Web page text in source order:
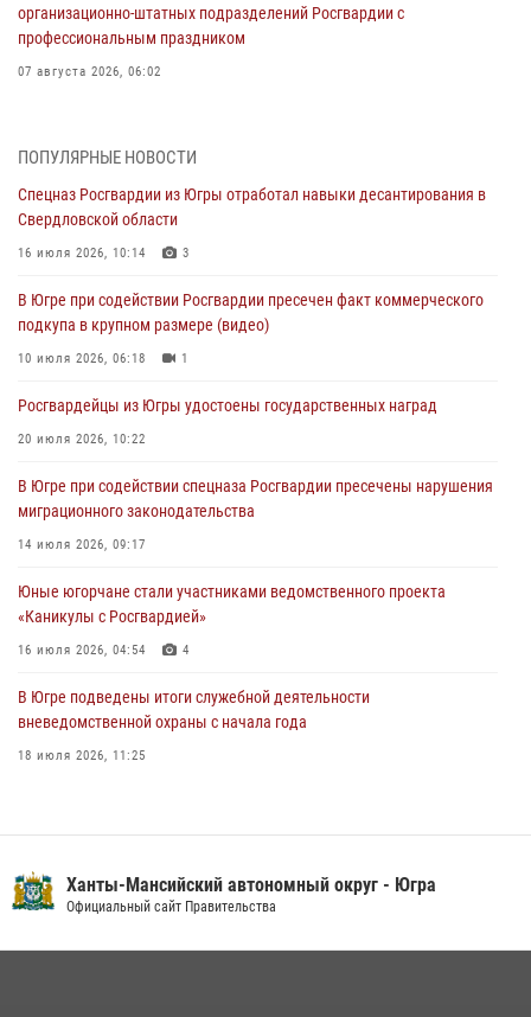
организационно-штатных подразделений Росгвардии с
профессиональным праздником
07 августа 2026, 06:02
Военнослужащие Росгвардии сбили дрон-разведчик ВСУ на южном
направлении
Офицеры Росгвардии и ветераны войск правопорядка почтили
память генерала армии Ивана Кирилловича Яковлева
В Югре при силовой поддержке ОМОН Росгвардии задержаны
06 августа 2026, 09:07 2 1
Урайский отдел вневедомственной охраны Росгвардии отмечает
05 августа 2026, 12:01 3
ПОПУЛЯРНЫЕ НОВОСТИ
Спецназ Росгвардии из Югры отработал навыки десантирования в
Свердловской области
16 июля 2026, 10:14 3
В Югре при содействии Росгвардии пресечен факт коммерческого
подкупа в крупном размере (видео)
10 июля 2026, 06:18 1
Росгвардейцы из Югры удостоены государственных наград
20 июля 2026, 10:22
В Югре при содействии спецназа Росгвардии пресечены нарушения
миграционного законодательства
14 июля 2026, 09:17
Юные югорчане стали участниками ведомственного проекта
«Каникулы с Росгвардией»
16 июля 2026, 04:54 4
В Югре подведены итоги служебной деятельности
вневедомственной охраны с начала года
18 июля 2026, 11:25
В Югре военнослужащие и сотрудники Росгвардии почтили память
Ханты-Мансийский автономный округ - Югра
Официальный сайт Правительства